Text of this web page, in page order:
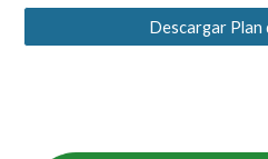
Descargar Plan